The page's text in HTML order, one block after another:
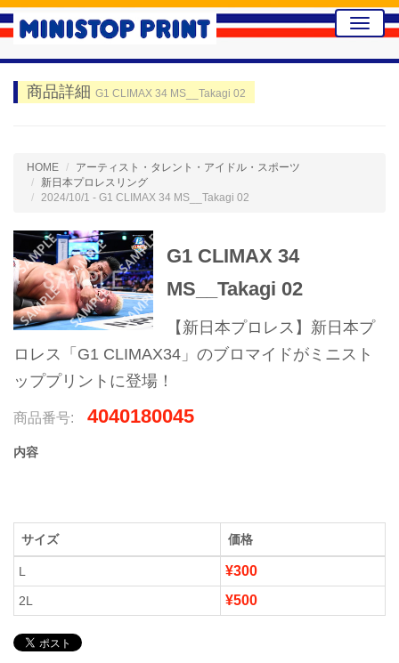
Toggle
商品詳細 G1 CLIMAX 34 MS__Takagi 02
HOME
アーティスト・タレント・アイドル・スポーツ
新日本プロレスリング
2024/10/1 - G1 CLIMAX 34 MS__Takagi 02
G1 CLIMAX 34
MS__Takagi 02
【新日本プロレス】新日本プ
ロレス「G1 CLIMAX34」のブロマイドがミニスト
ッププリントに登場！
商品番号: 4040180045
内容
サイズ 価格
L ¥300
2L ¥500